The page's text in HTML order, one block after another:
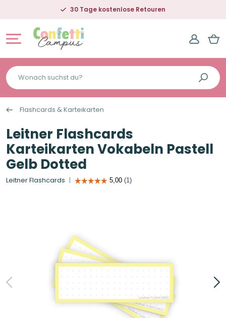
30 Tage kostenlose Retouren
Wonach
suchst
du?
Flashcards & Karteikarten
Leitner Flashcards
Karteikarten Vokabeln Pastell
Gelb Dotted
Leitner Flashcards